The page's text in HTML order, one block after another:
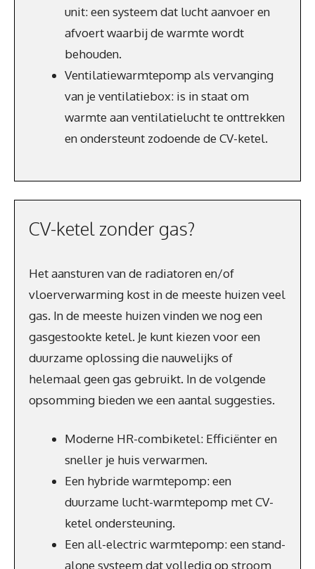
unit: een systeem dat lucht aanvoer en
afvoert waarbij de warmte wordt
behouden.
Ventilatiewarmtepomp als vervanging
van je ventilatiebox: is in staat om
warmte aan ventilatielucht te onttrekken
en ondersteunt zodoende de CV-ketel.
CV-ketel zonder gas?
Het aansturen van de radiatoren en/of
vloerverwarming kost in de meeste huizen veel
gas. In de meeste huizen vinden we nog een
gasgestookte ketel. Je kunt kiezen voor een
duurzame oplossing die nauwelijks of
helemaal geen gas gebruikt. In de volgende
opsomming bieden we een aantal suggesties.
Moderne HR-combiketel: Efficiënter en
sneller je huis verwarmen.
Een hybride warmtepomp: een
duurzame lucht-warmtepomp met CV-
ketel ondersteuning.
Een all-electric warmtepomp: een stand-
alone systeem dat volledig op stroom